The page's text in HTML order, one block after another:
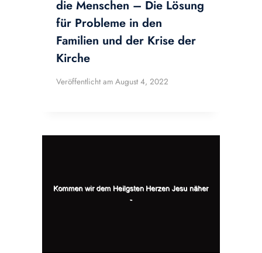
die Menschen – Die Lösung
für Probleme in den
Familien und der Krise der
Kirche
Veröffentlicht am August 4, 2022